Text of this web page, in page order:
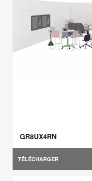
GR8UX4RN
TÉLÉCHARGER